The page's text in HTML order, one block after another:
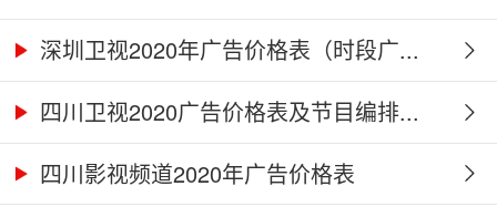
深圳卫视2020年广告价格表（时段广...
四川卫视2020广告价格表及节目编排...
四川影视频道2020年广告价格表